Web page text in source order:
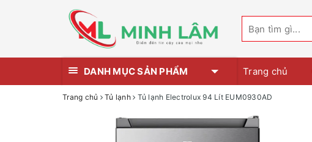
DANH MỤC SẢN PHẨM Trang chủ
Trang chủ Tủ lạnh Tủ lạnh Electrolux 94 Lít EUM0930AD